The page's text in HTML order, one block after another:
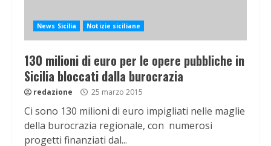
News Sicilia Notizie siciliane
130 milioni di euro per le opere pubbliche in
Sicilia bloccati dalla burocrazia
redazione 25 marzo 2015
Ci sono 130 milioni di euro impigliati nelle maglie
della burocrazia regionale, con numerosi
progetti finanziati dal...